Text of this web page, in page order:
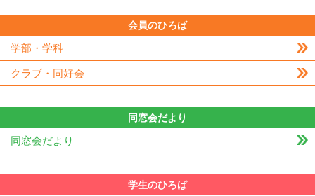
会員のひろば
学部・学科
クラブ・同好会
同窓会だより
同窓会だより
学生のひろば